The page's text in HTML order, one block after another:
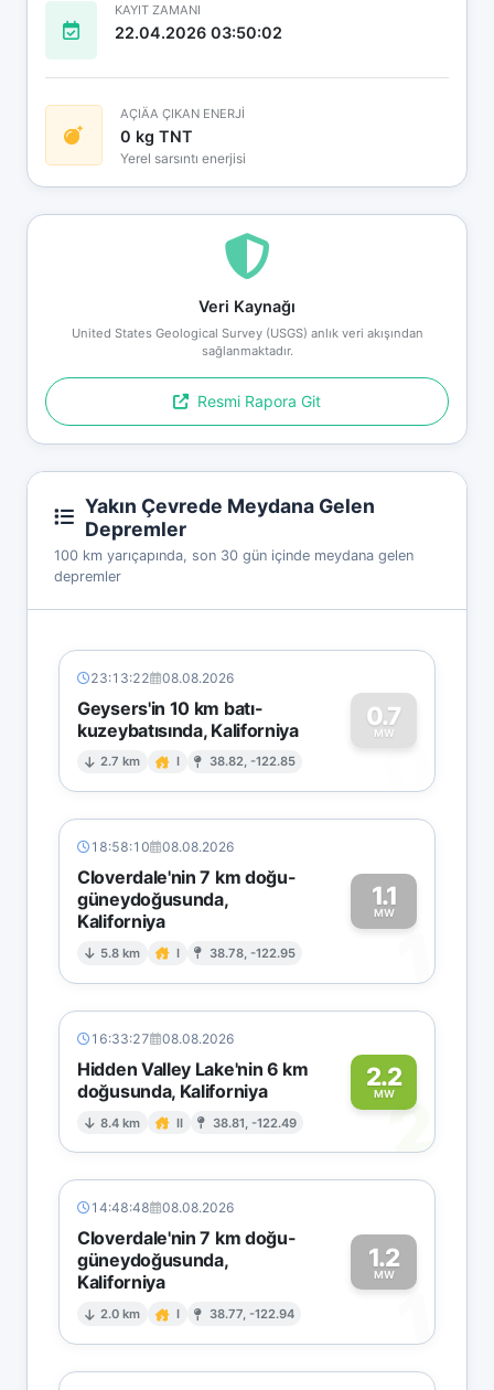
KAYIT ZAMANI
22.04.2026 03:50:02
AÇIÄA ÇIKAN ENERJİ
0 kg TNT
Yerel sarsıntı enerjisi
Veri Kaynağı
United States Geological Survey (USGS) anlık veri akışından
sağlanmaktadır.
Resmi Rapora Git
Yakın Çevrede Meydana Gelen
Depremler
100 km yarıçapında, son 30 gün içinde meydana gelen
depremler
23:13:22 08.08.2026
Geysers'in 10 km batı-
kuzeybatısında, Kaliforniya
2.7 km I 38.82, -122.85
0.7
MW
0
18:58:10 08.08.2026
Cloverdale'nin 7 km doğu-
güneydoğusunda,
Kaliforniya
5.8 km I 38.78, -122.95
1.1
MW
1
16:33:27 08.08.2026
Hidden Valley Lake'nin 6 km
doğusunda, Kaliforniya
8.4 km II 38.81, -122.49
2.2
MW2
14:48:48 08.08.2026
Cloverdale'nin 7 km doğu-
güneydoğusunda,
Kaliforniya
2.0 km I 38.77, -122.94
1.2
MW
1